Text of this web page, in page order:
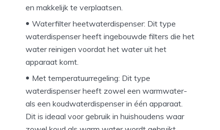
en makkelijk te verplaatsen.
Waterfilter heetwaterdispenser: Dit type
waterdispenser heeft ingebouwde filters die het
water reinigen voordat het water uit het
apparaat komt.
Met temperatuurregeling: Dit type
waterdispenser heeft zowel een warmwater-
als een koudwaterdispenser in één apparaat.
Dit is ideaal voor gebruik in huishoudens waar